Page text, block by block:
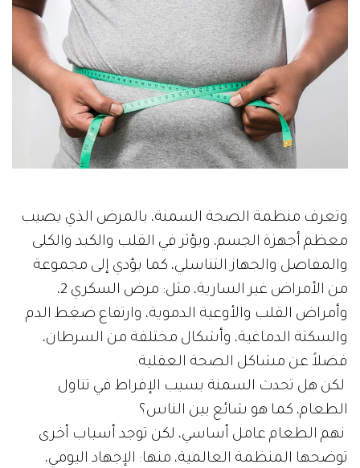
وتعرف منظمة الصحة السمنة، بالمرض الذي يصيب
معظم أجهزة الجسم، ويؤثر في القلب والكبد والكلى
والمفاصل والجهاز التناسلي، كما يؤدي إلى مجموعة
من الأمراض غير السارية، مثل: مرض السكري 2،
وأمراض القلب والأوعية الدموية، وارتفاع ضغط الدم
والسكتة الدماغية، وأشكال مختلفة من السرطان،
فضلاً عن مشاكل الصحة العقلية.
لكن هل تحدث السمنة بسبب الإفراط في تناول
الطعام، كما هو شائع بين الناس؟
نهم الطعام عامل أساسي، لكن توجد أسباب أخرى
توضحها المنظمة العالمية، منها: الإجهاد اليومي،